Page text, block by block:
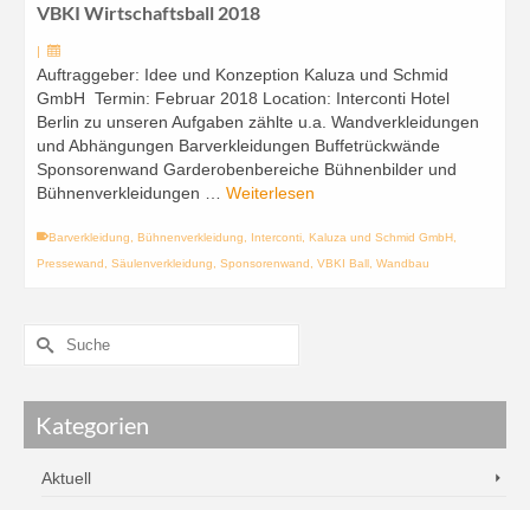
VBKI Wirtschaftsball 2018
|
Auftraggeber: Idee und Konzeption Kaluza und Schmid
GmbH Termin: Februar 2018 Location: Interconti Hotel
Berlin zu unseren Aufgaben zählte u.a. Wandverkleidungen
und Abhängungen Barverkleidungen Buffetrückwände
Sponsorenwand Garderobenbereiche Bühnenbilder und
Bühnenverkleidungen … Weiterlesen
Barverkleidung Bühnenverkleidung Interconti Kaluza und Schmid GmbH
Pressewand
Säulenverkleidung Sponsorenwand VBKI Ball Wandbau
Kategorien
Aktuell